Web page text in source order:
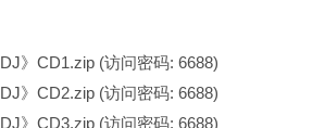
》CD1.zip (访问密码: 6688)
》CD2.zip (访问密码: 6688)
》CD3.zip (访问密码: 6688)